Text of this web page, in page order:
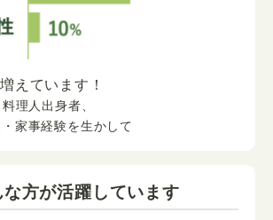
えています！
理人出身者、
家事経験を生かして
な方が活躍しています